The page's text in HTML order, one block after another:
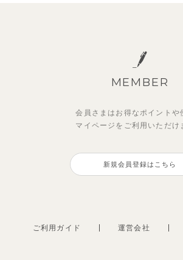
MEMBER
会員さまはお得なポイントや
マイページを ご利用いただけ
新規会員登録はこちら
ご利用ガイド 運営会社